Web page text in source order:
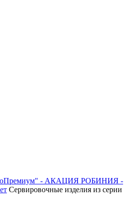
- АКАЦИЯ РОБИНИЯ -
Сервировочные изделия из серии